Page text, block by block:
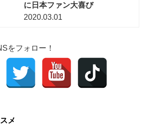
に日本ファン大喜び
2020.03.01
をフォロー！
メ